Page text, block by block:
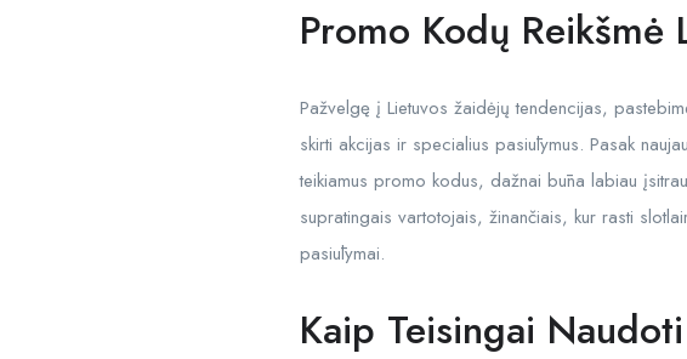
Promo Kodų Reikšmė
Pažvelgę į Lietuvos žaidėjų tendencijas,
skirti akcijas ir specialius pasiūlymus. Pasak
teikiamus promo kodus, dažnai būna labiau
supratingais vartotojais, žinančiais, kur rasti
pasiūlymai.
Kaip Teisingai